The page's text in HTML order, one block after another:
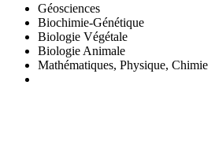
Géosciences
Biochimie-Génétique
Biologie Végétale
Biologie Animale
Mathématiques, Physique, Chimie